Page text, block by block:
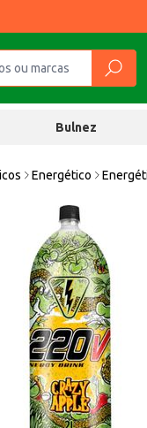
Bulnez
Energético